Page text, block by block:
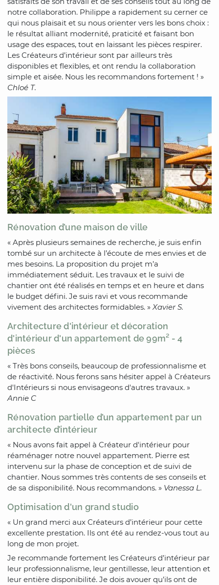
notre collaboration. Philippe a rapidement su cerner ce
qui nous plaisait et su nous orienter vers les bons choix :
le résultat alliant modernité, praticité et faisant bon
usage des espaces, tout en laissant les pièces respirer.
Les Créateurs d’intérieur sont par ailleurs très
disponibles et flexibles, et ont rendu la collaboration
simple et aisée. Nous les recommandons fortement ! »
Chloé T.
Rénovation d’une maison de ville
« Après plusieurs semaines de recherche, je suis enfin
tombé sur un architecte à l’écoute de mes envies et de
mes besoins. La proposition du projet m’a
immédiatement séduit. Les travaux et le suivi de
chantier ont été réalisés en temps et en heure et dans
le budget défini. Je suis ravi et vous recommande
vivement des architectes formidables. »Xavier S.
Architecture d'intérieur et décoration
d'intérieur d'un appartement de 99m² - 4
pièces
« Très bons conseils, beaucoup de professionnalisme et
de réactivité. Nous ferons sans hésiter appel à Créateurs
d'Intérieurs si nous envisageons d'autres travaux. »
Annie C
Rénovation partielle d’un appartement par un
architecte d’intérieur
« Nous avons fait appel à Créateur d'intérieur pour
réaménager notre nouvel appartement. Pierre est
intervenu sur la phase de conception et de suivi de
chantier. Nous sommes très contents de ses conseils et
de sa disponibilité. Nous recommandons. » Vanessa L.
Optimisation d'un grand studio
« Un grand merci aux Créateurs d’intérieur pour cette
excellente prestation. Ils ont été au rendez-vous tout au
long de mon projet.
Je recommande fortement les Créateurs d’intérieur par
leur professionnalisme, leur gentillesse, leur attention et
leur entière disponibilité. Je dois avouer qu’ils ont de